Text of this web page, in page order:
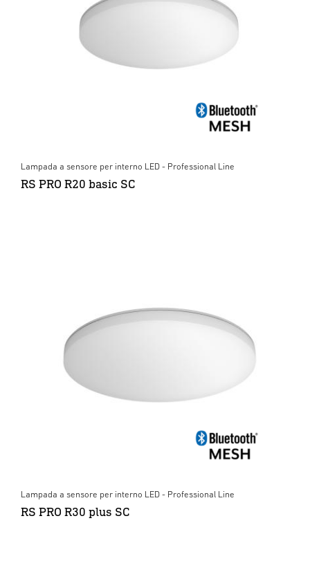
Lampada a sensore per interno LED - Professional Line
RS PRO R20 basic SC
Lampada a sensore per interno LED - Professional Line
RS PRO R30 plus SC